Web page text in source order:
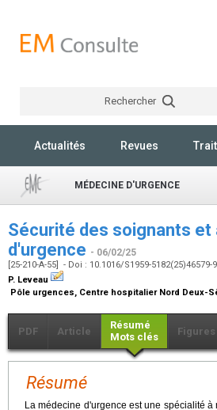
Rechercher
Actualités Revues
MÉDECINE D'URGENCE
Sécurité des soignants et
d'urgence - 06/02/25
[25-210-A-55] - Doi : 10.1016/S1959-5182(25)46579-9
P. Leveau
Pôle urgences, Centre hospitalier Nord Deux-
PDF Article
Résumé
Mots clés
Figures
Résumé
La médecine d'urgence est une spécialité